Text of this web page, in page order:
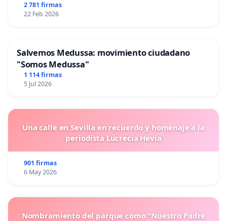
2 781 firmas
22 Feb 2026
Salvemos Medussa: movimiento ciudadano
"Somos Medussa"
1 114 firmas
5 Jul 2026
Una calle en Sevilla en recuerdo y homenaje a la
periodista Lucrecia Hevia
901 firmas
6 May 2026
Nombramiento del parque como "Nuestro Padre